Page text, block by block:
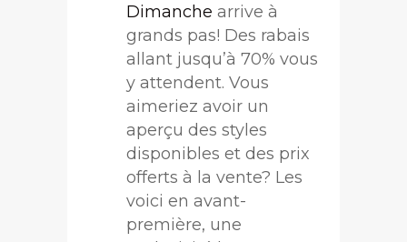
Dimanche arrive à
grands pas! Des rabais
allant jusqu’à 70% vous
y attendent. Vous
aimeriez avoir un
aperçu des styles
disponibles et des prix
offerts à la vente? Les
voici en avant-
première, une